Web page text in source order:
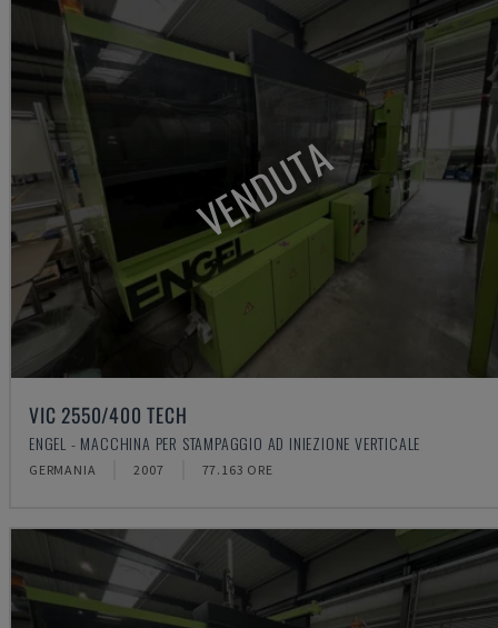
VENDUTA
VIC 2550/400 TECH
ENGEL - MACCHINA PER STAMPAGGIO AD INIEZIONE VERTICALE
GERMANIA 2007 77.163 ORE